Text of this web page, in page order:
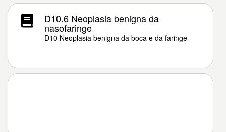
D10.6 Neoplasia benigna da
nasofaringe
D10 Neoplasia benigna da boca e da faringe